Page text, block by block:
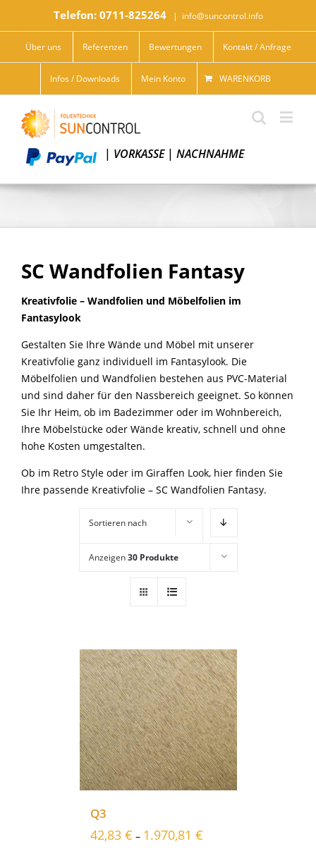
Telefon: 0711-825264 | info@suncontrol.info
Über uns Referenzen Bewertungen Kontakt / Anfrage
Infos / Downloads Mein Konto WARENKORB
| VORKASSE| NACHNAHME
SC Wandfolien Fantasy
Kreativfolie – Wandfolien und Möbelfolien im
Fantasylook
Gestalten Sie Ihre Wände und Möbel mit unserer
Kreativfolie ganz individuell im Fantasylook. Die
Möbelfolien und Wandfolien bestehen aus PVC-Material
und sind daher für den Nassbereich geeignet. So können
Sie Ihr Heim, ob im Badezimmer oder im Wohnbereich,
Ihre Möbelstücke oder Wände kreativ, schnell und ohne
hohe Kosten umgestalten.
Ob im Retro Style oder im Giraffen Look, hier finden Sie
Ihre passende Kreativfolie – SC Wandfolien Fantasy.
Sortieren nach
Anzeigen30 Produkte
Q3
42,83 € – 1.970,81 €